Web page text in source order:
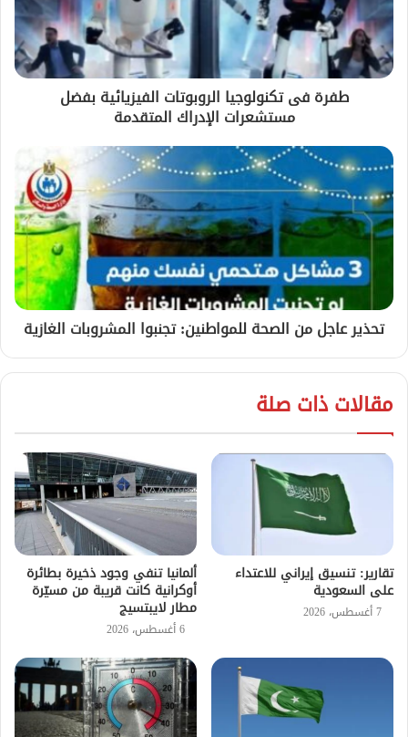
طفرة فى تكنولوجيا الروبوتات الفيزيائية بفضل
مستشعرات الإدراك المتقدمة
تحذير عاجل من الصحة للمواطنين: تجنبوا المشروبات الغازية
مقالات ذات صلة
تقارير: تنسيق إيراني للاعتداء
على السعودية
7 أغسطس، 2026
ألمانيا تنفي وجود ذخيرة بطائرة
أوكرانية كانت قريبة من مسيّرة
مطار لايبتسيج
6 أغسطس، 2026